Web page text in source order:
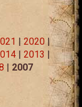
| 2020|
| 2013 |
| 2007